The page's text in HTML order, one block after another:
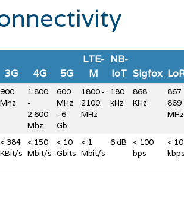
3G 4G 5G
LTE-
M
NB-
IoT Sigfox
900
Mhz
1.800
-
2.600
Mhz
600
MHz
- 6
Gb
1800 -
2100
MHz
180
kHz
868
KHz
867
869
MHz
< 384
KBit/s
< 150
Mbit/s
< 10
Gbits
< 1
Mbit/s
6 dB
< 100
bps
< 10